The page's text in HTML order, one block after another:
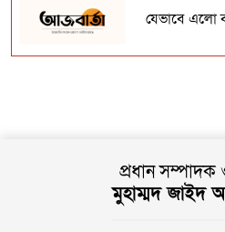
যেভাবে এলো
বিশ্বের
প্রধান
মুহাম্মদ জাইদ